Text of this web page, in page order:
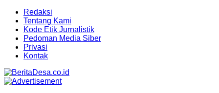
Redaksi
Tentang Kami
Kode Etik Jurnalistik
Pedoman Media Siber
Privasi
Kontak